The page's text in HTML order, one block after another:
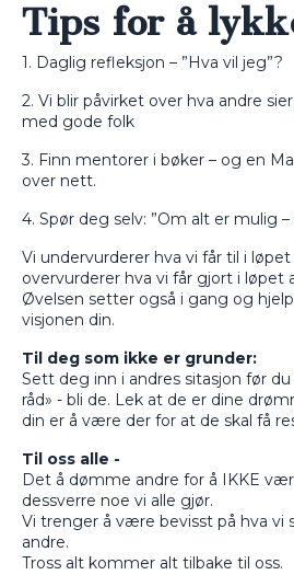
Tips for å
1. Daglig refleksjon – ”Hva vil jeg”?
2. Vi blir påvirket over hva andre
med gode folk
3. Finn mentorer i bøker – og en
over nett.
4. Spør deg selv: ”Om alt er mulig
Vi undervurderer hva vi får til i løpet
overvurderer hva vi får gjort i løpet
Øvelsen setter også i gang og
visjonen din.
Til deg som ikke er grunder:
Sett deg inn i andres sitasjon før
råd» - bli de. Lek at de er dine
din er å være der for at de skal få
Til oss alle -
Det å dømme andre for å IKKE
dessverre noe vi alle gjør.
Vi trenger å være bevisst på hva vi
andre.
Tross alt kommer alt tilbake til oss.